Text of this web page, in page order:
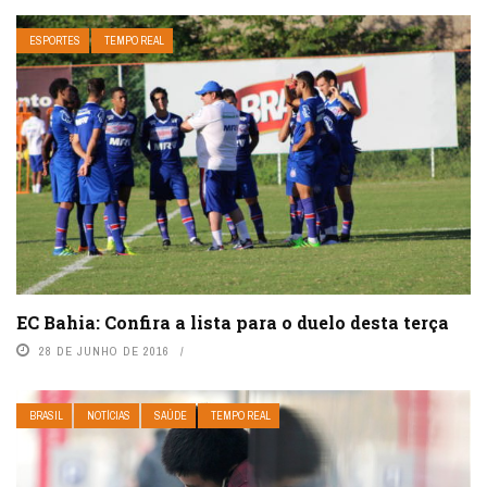
ESPORTES TEMPO REAL
EC Bahia: Confira a lista para o duelo desta terça
28 DE JUNHO DE 2016
BRASIL NOTÍCIAS SAÚDE TEMPO REAL